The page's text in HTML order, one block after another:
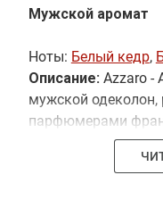
Мужской аромат
Ноты: Белый кедр,
Описание:Azzaro -
мужской одеколон,
парфюмерами
Azzaro и
в 2013 году.